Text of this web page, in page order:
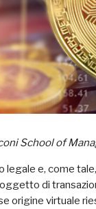
School of
legale e, come
di
origine virtuale